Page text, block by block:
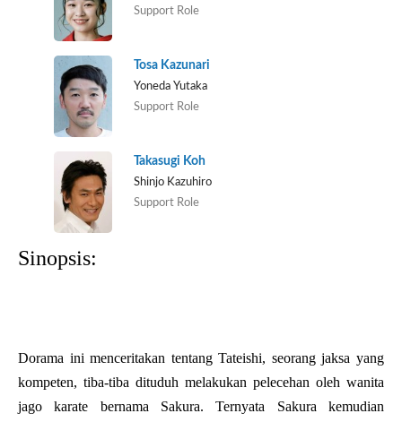
Support Role
Tosa Kazunari
Yoneda Yutaka
Support Role
Takasugi Koh
Shinjo Kazuhiro
Support Role
Sinopsis:
Dorama ini menceritakan tentang Tateishi, seorang jaksa yang
kompeten, tiba-tiba dituduh melakukan pelecehan oleh wanita
jago karate bernama Sakura. Ternyata Sakura kemudian